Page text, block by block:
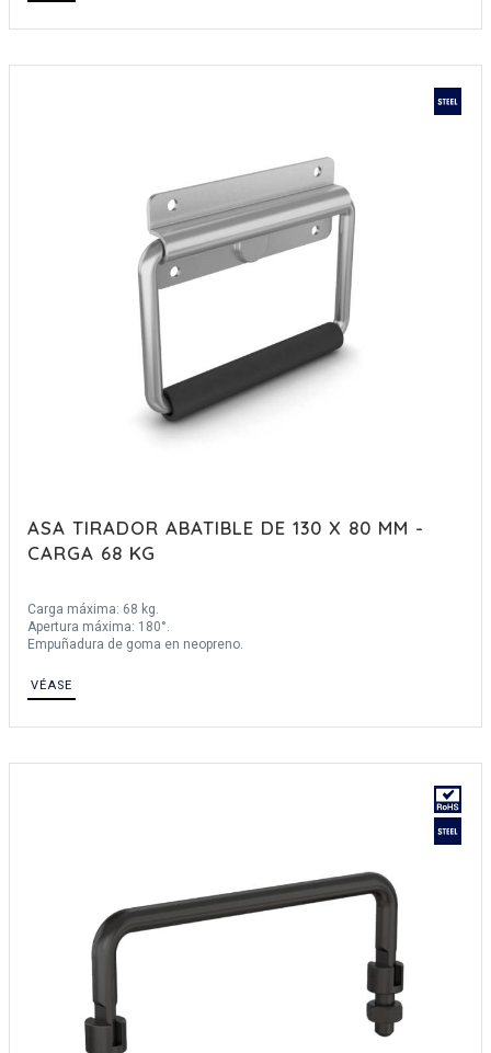
ASA TIRADOR ABATIBLE DE 130 X 80 MM -
CARGA 68 KG
Carga máxima: 68 kg.
Apertura máxima: 180°.
Empuñadura de goma en neopreno.
VÉASE